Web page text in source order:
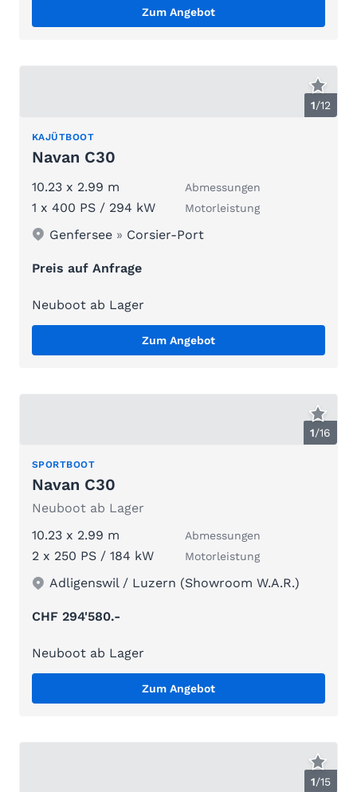
Zum Angebot
1/12
KAJÜTBOOT
Navan C30
10.23 x 2.99 m Abmessungen
1 x 400 PS / 294 kW Motorleistung
Genfersee » Corsier-Port
Preis auf Anfrage
Neuboot ab Lager
Zum Angebot
1/16
SPORTBOOT
Navan C30
Neuboot ab Lager
10.23 x 2.99 m
Abmessungen
2 x 250 PS / 184 kW Motorleistung
Adligenswil / Luzern (Showroom W.A.R.)
CHF 294'580.-
Neuboot ab Lager
Zum Angebot
1/15